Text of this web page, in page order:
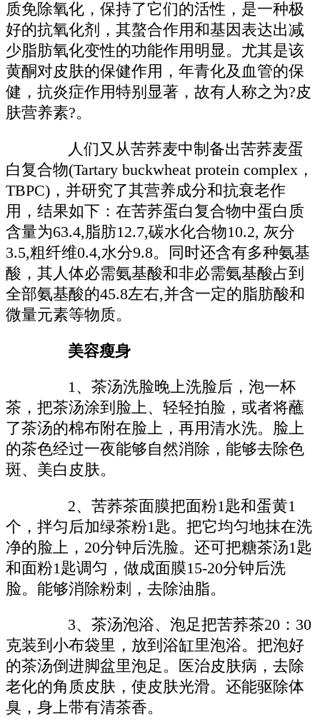
质免除氧化，保持了它们的活性，是一种极
好的抗氧化剂，其螯合作用和基因表达出减
少脂肪氧化变性的功能作用明显。尤其是该
黄酮对皮肤的保健作用，年青化及血管的保
健，抗炎症作用特别显著，故有人称之为?皮
肤营养素?。
人们又从苦荞麦中制备出苦荞麦蛋
白复合物(Tartary buckwheat protein complex，
TBPC)，并研究了其营养成分和抗衰老作
用，结果如下：在苦荞蛋白复合物中蛋白质
含量为63.4,脂肪12.7,碳水化合物10.2, 灰分
3.5,粗纤维0.4,水分9.8。同时还含有多种氨基
酸，其人体必需氨基酸和非必需氨基酸占到
全部氨基酸的45.8左右,并含一定的脂肪酸和
微量元素等物质。
美容瘦身
1、茶汤洗脸晚上洗脸后，泡一杯
茶，把茶汤涂到脸上、轻轻拍脸，或者将蘸
了茶汤的棉布附在脸上，再用清水洗。脸上
的茶色经过一夜能够自然消除，能够去除色
斑、美白皮肤。
2、苦荞茶面膜把面粉1匙和蛋黄1
个，拌匀后加绿茶粉1匙。把它均匀地抹在洗
净的脸上，20分钟后洗脸。还可把糖茶汤1匙
和面粉1匙调匀，做成面膜15-20分钟后洗
脸。能够消除粉刺，去除油脂。
3、茶汤泡浴、泡足把苦荞茶20：30
克装到小布袋里，放到浴缸里泡浴。把泡好
的茶汤倒进脚盆里泡足。医治皮肤病，去除
老化的角质皮肤，使皮肤光滑。还能驱除体
臭，身上带有清茶香。